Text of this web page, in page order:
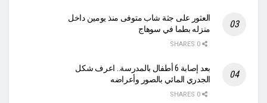
العثور على جثة شاب متوفى منذ يومين داخل
منزله بطما في سوهاج
بعد إصابة 6 أطفال بالمدرسة.. اعرف شكل
الجدري المائي بالصور وأعراضه